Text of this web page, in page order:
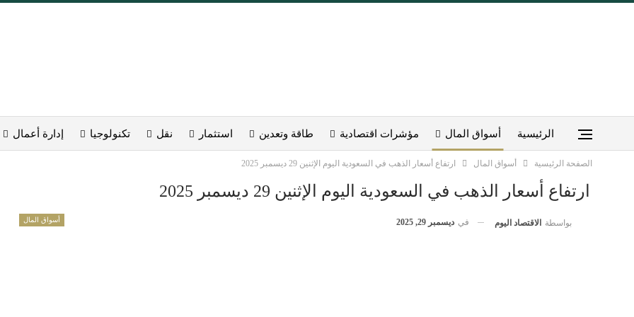
الرئيسية أسواق المال مؤشرات اقتصادية طاقة وتعدين استثمار نقل تكنولوجيا إدارة أعمال
الصفحة الرئيسية أسواق المال ارتفاع أسعار الذهب في السعودية اليوم الإثنين 29 ديسمبر 2025
ارتفاع أسعار الذهب في السعودية اليوم الإثنين 29 ديسمبر 2025
أسواق المال بواسطة الاقتصاد اليوم في ديسمبر 29, 2025